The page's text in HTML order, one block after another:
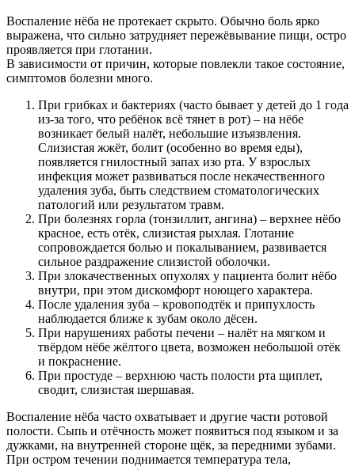
Воспаление нёба не протекает скрыто. Обычно боль ярко
выражена, что сильно затрудняет пережёвывание пищи, остро
проявляется при глотании.
В зависимости от причин, которые повлекли такое состояние,
симптомов болезни много.
При грибках и бактериях (часто бывает у детей до 1 года
из-за того, что ребёнок всё тянет в рот) – на нёбе
возникает белый налёт, небольшие изъязвления.
Слизистая жжёт, болит (особенно во время еды),
появляется гнилостный запах изо рта. У взрослых
инфекция может развиваться после некачественного
удаления зуба, быть следствием стоматологических
патологий или результатом травм.
При болезнях горла (тонзиллит, ангина) – верхнее нёбо
красное, есть отёк, слизистая рыхлая. Глотание
сопровождается болью и покалыванием, развивается
сильное раздражение слизистой оболочки.
При злокачественных опухолях у пациента болит нёбо
внутри, при этом дискомфорт ноющего характера.
После удаления зуба – кровоподтёк и припухлость
наблюдается ближе к зубам около дёсен.
При нарушениях работы печени – налёт на мягком и
твёрдом нёбе жёлтого цвета, возможен небольшой отёк
и покраснение.
При простуде – верхнюю часть полости рта щиплет,
сводит, слизистая шершавая.
Воспаление нёба часто охватывает и другие части ротовой
полости. Сыпь и отёчность может появиться под языком и за
дужками, на внутренней стороне щёк, за передними зубами.
При остром течении поднимается температура тела,